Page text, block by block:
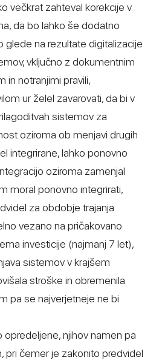
večkrat zahteval korekcije v
da bo lahko še dodatno
glede na rezultate digitalizacije
vključno z dokumentnim
in notranjimi pravili,
ur želel zavarovati, da bi v
sistemov za
oziroma ob menjavi drugih
integrirane, lahko ponovno
oziroma zamenjal
moral ponovno integrirati,
za obdobje trajanja
vezano na pričakovano
investicije (najmanj 7 let),
sistemov v krajšem
stroške in obremenila
pa se najverjetneje ne bi
njihov namen pa
pri čemer je zakonito predvidel